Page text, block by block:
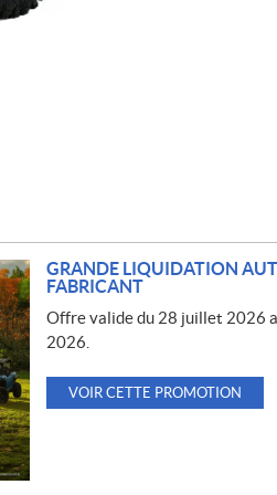
GRANDE LIQUIDATION
FABRICANT
Offre valide du 28 juillet 2026
2026.
VOIR CETTE PROMOTION